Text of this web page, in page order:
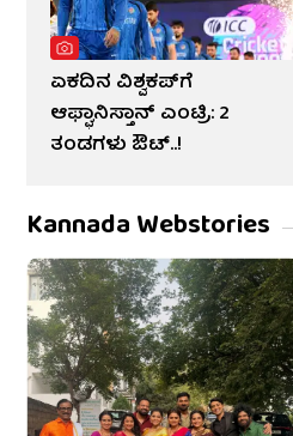
ಏಕದಿನ ವಿಶ್ವಕಪ್‌ಗೆ
ಆಫ್ಘಾನಿಸ್ತಾನ್ ಎಂಟ್ರಿ: 2
ತಂಡಗಳು ಔಟ್..!
Kannada Webstories